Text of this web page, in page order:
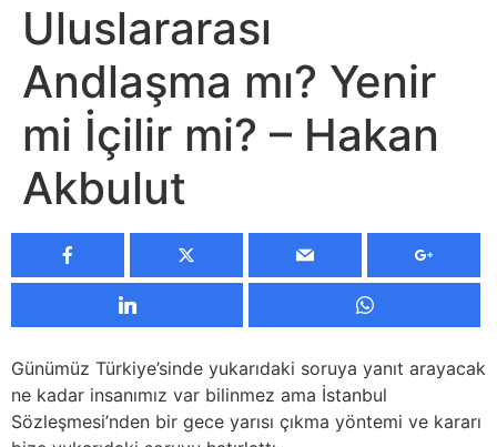
Uluslararası
Andlaşma mı? Yenir
mi İçilir mi? – Hakan
Akbulut
Günümüz Türkiye’sinde yukarıdaki soruya yanıt arayacak
ne kadar insanımız var bilinmez ama İstanbul
Sözleşmesi’nden bir gece yarısı çıkma yöntemi ve kararı